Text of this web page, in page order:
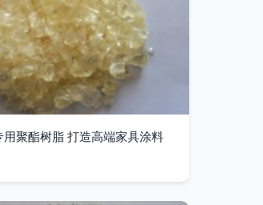
聚酯树脂 打造高端家具涂料